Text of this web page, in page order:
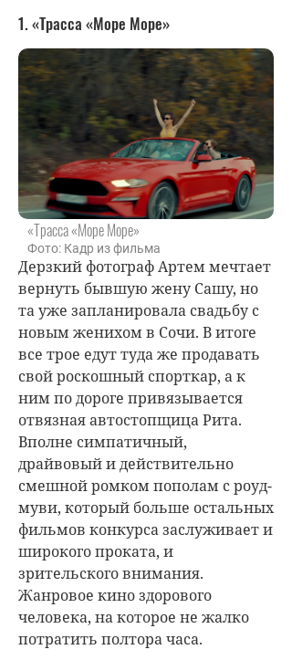
1. «Трасса «Море Море»
«Трасса «Море Море»
Фото: Кадр из фильма
Дерзкий фотограф Артем мечтает
вернуть бывшую жену Сашу, но
та уже запланировала свадьбу с
новым женихом в Сочи. В итоге
все трое едут туда же продавать
свой роскошный спорткар, а к
ним по дороге привязывается
отвязная автостопщица Рита.
Вполне симпатичный,
драйвовый и действительно
смешной ромком пополам с роуд-
муви, который больше остальных
фильмов конкурса заслуживает и
широкого проката, и
зрительского внимания.
Жанровое кино здорового
человека, на которое не жалко
потратить полтора часа.